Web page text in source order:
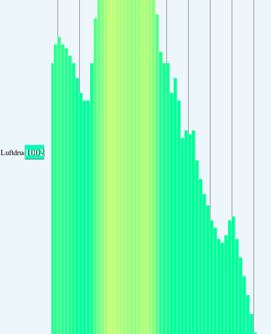
Luftdruck1002